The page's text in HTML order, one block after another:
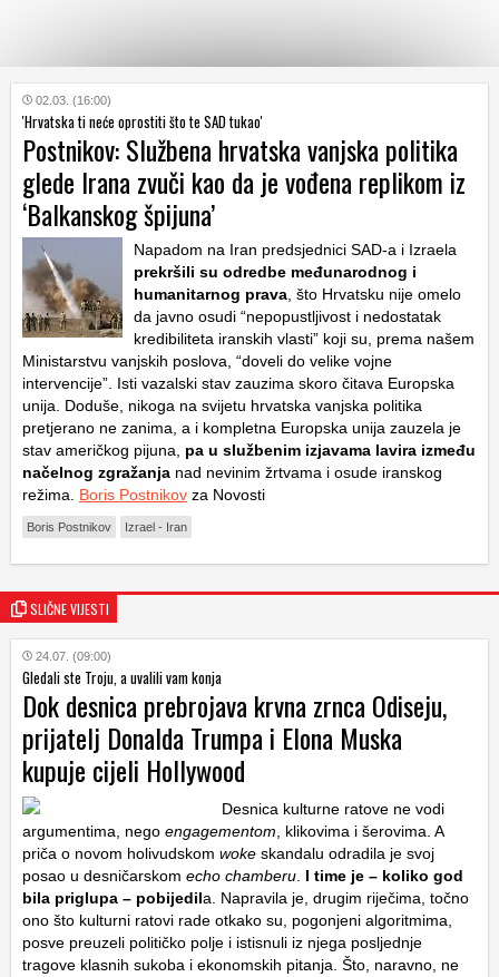
KATEGORIJE
HRVATSKI
WEB
02.03. (16:00)
'Hrvatska ti neće oprostiti što te SAD tukao'
Postnikov: Službena hrvatska vanjska politika
glede Irana zvuči kao da je vođena replikom iz
‘Balkanskog špijuna’
Napadom na Iran predsjednici SAD-a i Izraela
prekršili su odredbe međunarodnog i
humanitarnog prava , što Hrvatsku nije omelo
da javno osudi “nepopustljivost i nedostatak
kredibiliteta iranskih vlasti” koji su, prema našem
Ministarstvu vanjskih poslova, “doveli do velike vojne
intervencije”. Isti vazalski stav zauzima skoro čitava Europska
unija. Doduše, nikoga na svijetu hrvatska vanjska politika
pretjerano ne zanima, a i kompletna Europska unija zauzela je
stav američkog pijuna,
pa u službenim izjavama lavira između
načelnog zgražanja nad nevinim žrtvama i osude iranskog
režima. Boris Postnikov za Novosti
Boris Postnikov Izrael - Iran
SLIČNE VIJESTI
24.07. (09:00)
Gledali ste Troju, a uvalili vam konja
Dok desnica prebrojava krvna zrnca Odiseju,
prijatelj Donalda Trumpa i Elona Muska
kupuje cijeli Hollywood
Desnica kulturne ratove ne vodi
argumentima, nego engagementom , klikovima i šerovima. A
priča o novom holivudskom woke skandalu odradila je svoj
posao u desničarskom echo chamberu I time je – koliko god
bila priglupa – pobijedila. Napravila je, drugim riječima, točno
ono što kulturni ratovi rade otkako su, pogonjeni algoritmima,
posve preuzeli političko polje i istisnuli iz njega posljednje
tragove klasnih sukoba i ekonomskih pitanja. Što, naravno, ne